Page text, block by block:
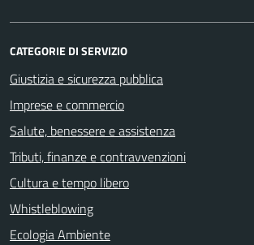
CATEGORIE DI SERVIZIO
Giustizia e sicurezza pubblica
Imprese e commercio
Salute, benessere e assistenza
Tributi, finanze e contravvenzioni
Cultura e tempo libero
Whistleblowing
Ecologia Ambiente